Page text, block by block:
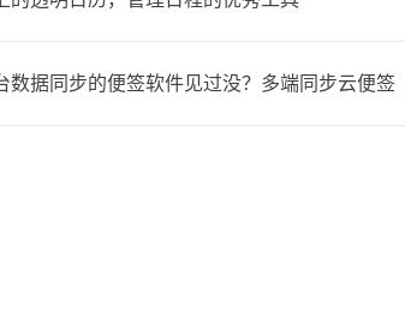
数据同步的便签软件见过没？多端同步云便签